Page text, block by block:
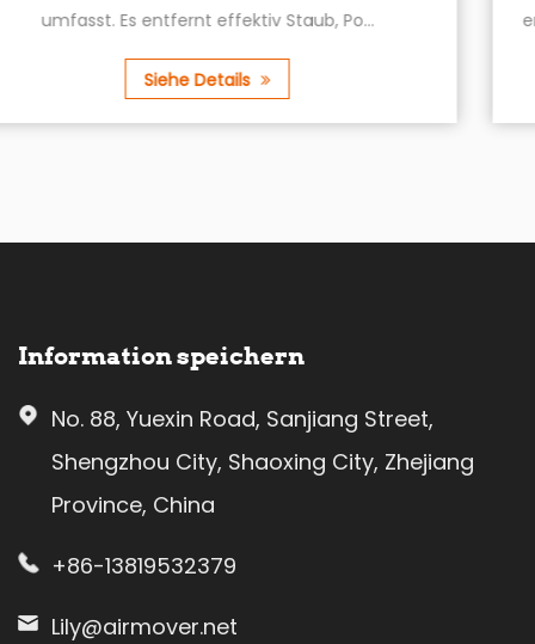
erzeugt, um sicherzustellen, dass Ihr Teppich
Information speichern
No. 88, Yuexin Road, Sanjiang Street,
Shengzhou City, Shaoxing City, Zhejiang
Province, China
+86-13819532379
Lily@airmover.net